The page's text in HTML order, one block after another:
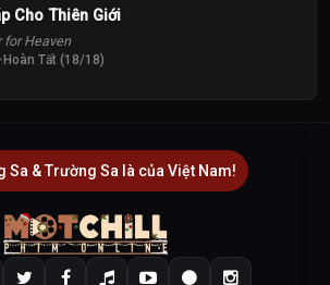
Cho Thiên Giới
for Heaven
Hoàn Tất (18/18)
Sa & Trường Sa là của Việt Nam!